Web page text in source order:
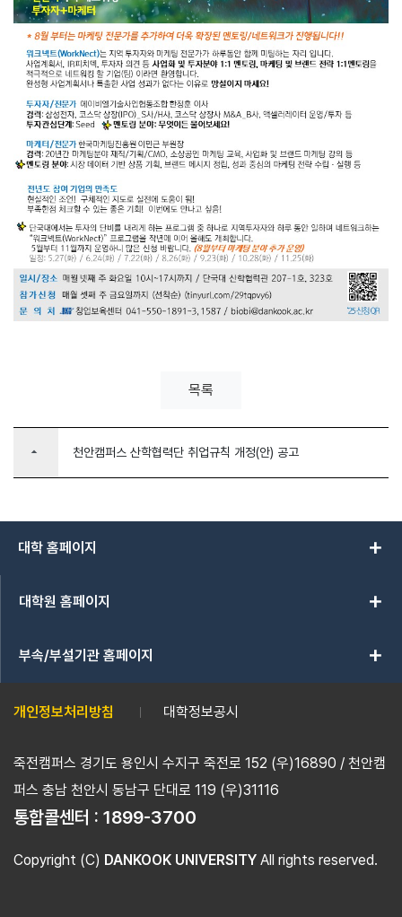
목록
arrow_drop_up 천안캠퍼스 산학협력단 취업규칙 개정(안) 공고
대학 홈페이지 add
대학원 홈페이지 add
부속/부설기관 홈페이지 add
개인정보처리방침 대학정보공시
죽전캠퍼스 경기도 용인시 수지구 죽전로 152 (우)16890 / 천안캠
퍼스 충남 천안시 동남구 단대로 119 (우)31116
통합콜센터 : 1899-3700
Copyright (C) DANKOOK UNIVERSITY All rights reserved.